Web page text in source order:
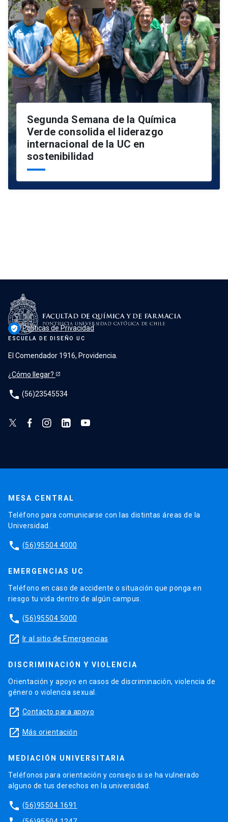
Segunda Semana de la Química
Verde consolida el liderazgo
internacional de la UC en
sostenibilidad
verified_user Políticas de Privacidad
ESCUELA DE DISEÑO UC
El Comendador 1916, Providencia.
¿Cómo llegar?
phone (56)23545534
MESA CENTRAL
Teléfono para comunicarse con las distintas áreas de la
Universidad.
phone (56)95504 4000
EMERGENCIAS UC
Teléfono en caso de accidente o situación que ponga en
riesgo tu vida dentro de algún campus.
phone (56)95504 5000
launch Ir al sitio de Emergencias
DISCRIMINACIÓN Y VIOLENCIA
Orientación y apoyo en casos de discriminación, violencia de
género o violencia sexual.
launch Contacto para apoyo
launch Más orientación
MEDIACIÓN UNIVERSITARIA
Teléfonos para orientación y consejo si se ha vulnerado
alguno de tus derechos en la universidad.
phone (56)95504 1691